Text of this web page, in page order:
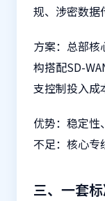
规、涉密数据
方案：总部核
构搭配SD-
支控制投入成
优势：稳定性
不足：核心专
三、一套